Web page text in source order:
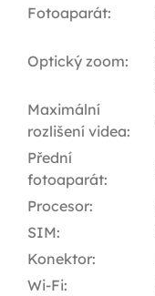
Fotoaparát:
Optický zoom:
Maximální
rozlišení videa:
Přední
fotoaparát:
Procesor:
SIM:
Konektor:
Wi-Fi: